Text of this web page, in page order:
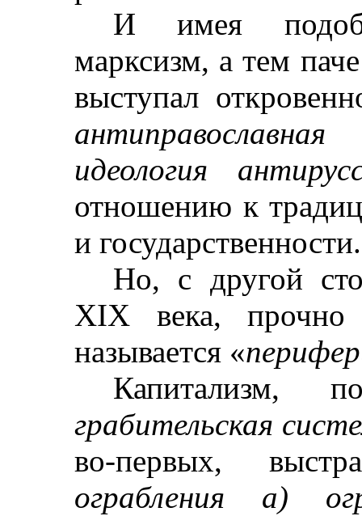
И имея
марксизм, а тем
выступал
идеология
отношению к
и государственности.
Но, с другой
ХIХ века, прочно
называется «
Капитализм,
грабительская
во-первых,
ограбления а)